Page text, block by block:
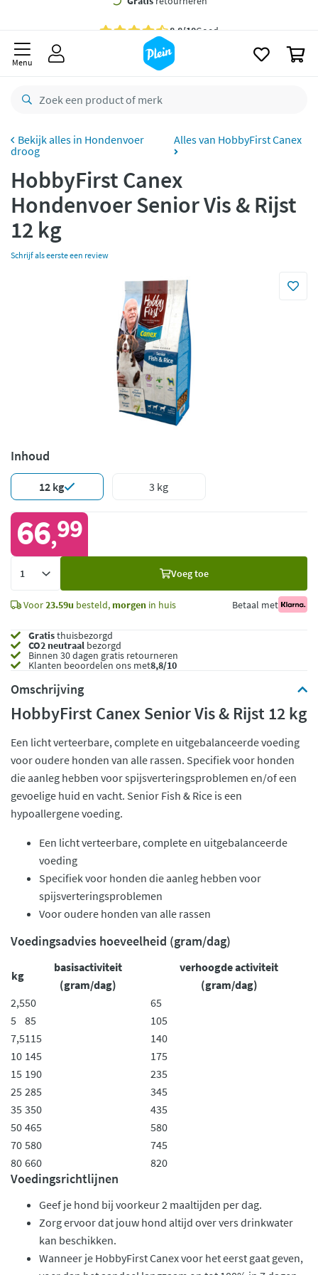
besteld,
retourneren
bezorgd
Menu
Hondenvoer
droog
Alles van HobbyFirst Canex
HobbyFirst Canex
Hondenvoer Senior Vis & Rijst
12 kg
Schrijf als eerste een review
Inhoud
12 kg 3 kg
66,99
Voeg toe
Voor23.59u besteld, morgen in huis Betaal met
Gratisthuisbezorgd
CO2 neutraal bezorgd
Binnen 30 dagen gratis retourneren
Klanten beoordelen ons met8,8/10
Omschrijving
HobbyFirst Canex Senior Vis & Rijst 12 kg
Een licht verteerbare, complete en uitgebalanceerde voeding
voor oudere honden van alle rassen. Specifiek voor honden
die aanleg hebben voor spijsverteringsproblemen en/of een
gevoelige huid en vacht. Senior Fish & Rice is een
hypoallergene voeding.
Een licht verteerbare, complete en uitgebalanceerde
voeding
Specifiek voor honden die aanleg hebben voor
spijsverteringsproblemen
Voor oudere honden van alle rassen
Voedingsadvies hoeveelheid (gram/dag)
kg
basisactiviteit
(gram/dag)
verhoogde activiteit
(gram/dag)
2,550
65
5
85
105
7,5115
140
10 145
175
15 190
235
25 285
345
35 350
435
50 465
580
70 580
745
80 660 820
Voedingsrichtlijnen
Geef je hond bij voorkeur 2 maaltijden per dag.
Zorg ervoor dat jouw hond altijd over vers drinkwater
kan beschikken.
Wanneer je HobbyFirst Canex voor het eerst gaat geven,